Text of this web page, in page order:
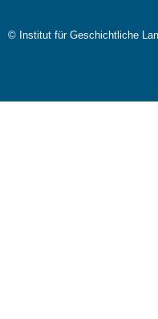
© Institut für Geschichtliche